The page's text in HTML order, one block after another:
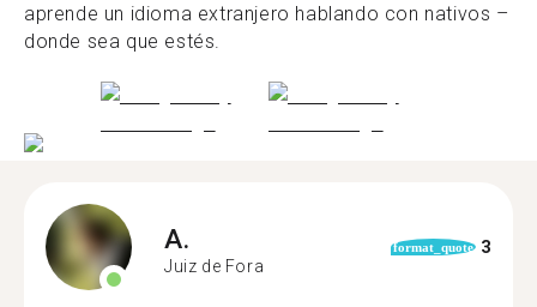
aprende un idioma extranjero hablando con nativos –
donde sea que estés.
A.
Juiz de Fora
format_quote 3